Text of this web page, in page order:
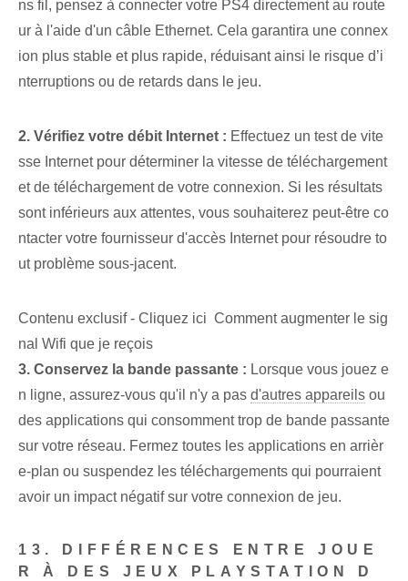
ns fil, pensez à connecter votre PS4 directement au route
ur à l'aide d'un câble Ethernet. Cela garantira une connex
ion plus stable et plus rapide, réduisant ainsi le risque d’i
nterruptions ou de retards dans le jeu.
2. Vérifiez votre débit Internet : Effectuez un test de vite
sse Internet pour déterminer la vitesse de téléchargement
et de téléchargement de votre connexion. Si les résultats
sont inférieurs aux attentes, vous souhaiterez peut-être co
ntacter votre fournisseur d'accès Internet pour résoudre to
ut problème sous-jacent.
Contenu exclusif - Cliquez ici Comment augmenter le sig
nal Wifi que je reçois
3. Conservez la bande passante : Lorsque vous jouez e
n ligne, assurez-vous qu'il n'y a pas d'autres appareils ou
des applications qui consomment trop de bande passante
sur votre réseau. Fermez toutes les applications en arrièr
e-plan ou suspendez les téléchargements qui pourraient
avoir un impact négatif sur votre connexion de jeu.
13. DIFFÉRENCES ENTRE JOUE
R À DES JEUX PLAYSTATION D